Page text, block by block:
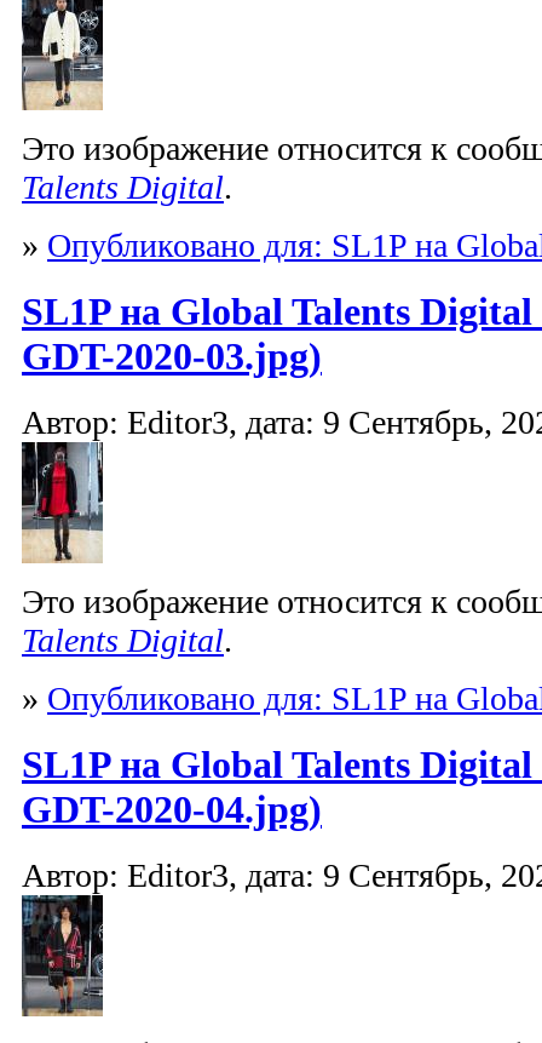
Это изображение относится к
Talents Digital.
» Опубликовано для: SL1P на
SL1P на Global Talents Digital
GDT-2020-03.jpg)
Автор: Editor3, дата: 9 Сентябрь,
Это изображение относится к
Talents Digital.
» Опубликовано для: SL1P на
SL1P на Global Talents Digital
GDT-2020-04.jpg)
Автор: Editor3, дата: 9 Сентябрь,